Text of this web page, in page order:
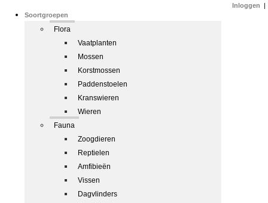
Soortgroepen
Flora
Vaatplanten
Mossen
Korstmossen
Paddenstoelen
Kranswieren
Wieren
Fauna
Zoogdieren
Reptielen
Amfibieën
Vissen
Dagvlinders
Inloggen |